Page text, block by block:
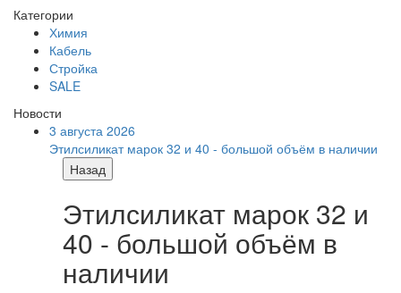
Категории
Химия
Кабель
Стройка
SALE
Новости
3 августа 2026
Этилсиликат марок 32 и 40 - большой объём в наличии
Назад
Этилсиликат марок 32 и
40 - большой объём в
наличии